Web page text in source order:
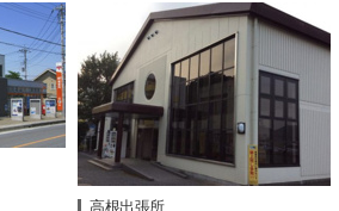
高根出張所